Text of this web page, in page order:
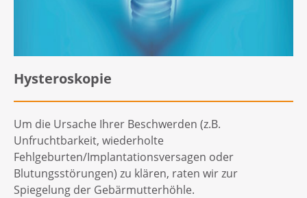
Hysteroskopie
Um die Ursache Ihrer Beschwerden (z.B.
Unfruchtbarkeit, wiederholte
Fehlgeburten/Implantationsversagen oder
Blutungsstörungen) zu klären, raten wir zur
Spiegelung der Gebärmutterhöhle.